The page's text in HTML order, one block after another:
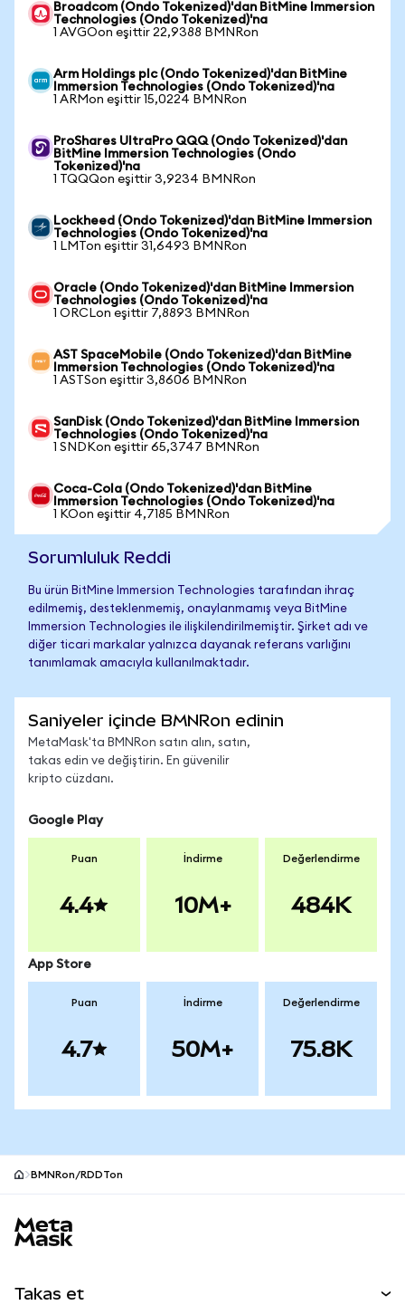
Broadcom (Ondo Tokenized)'dan BitMine Immersion
Technologies (Ondo Tokenized)'na
1 AVGOon eşittir 22,9388 BMNRon
Arm Holdings plc (Ondo Tokenized)'dan BitMine
Immersion Technologies (Ondo Tokenized)'na
1 ARMon eşittir 15,0224 BMNRon
ProShares UltraPro QQQ (Ondo Tokenized)'dan
BitMine Immersion Technologies (Ondo
Tokenized)'na
1 TQQQon eşittir 3,9234 BMNRon
Lockheed (Ondo Tokenized)'dan BitMine Immersion
Technologies (Ondo Tokenized)'na
1 LMTon eşittir 31,6493 BMNRon
Oracle (Ondo Tokenized)'dan BitMine Immersion
Technologies (Ondo Tokenized)'na
1 ORCLon eşittir 7,8893 BMNRon
AST SpaceMobile (Ondo Tokenized)'dan BitMine
Immersion Technologies (Ondo Tokenized)'na
1 ASTSon eşittir 3,8606 BMNRon
SanDisk (Ondo Tokenized)'dan BitMine Immersion
Technologies (Ondo Tokenized)'na
1 SNDKon eşittir 65,3747 BMNRon
Coca-Cola (Ondo Tokenized)'dan BitMine
Immersion Technologies (Ondo Tokenized)'na
1 KOon eşittir 4,7185 BMNRon
Sorumluluk Reddi
Bu ürün BitMine Immersion Technologies tarafından ihraç
edilmemiş, desteklenmemiş, onaylanmamış veya BitMine
Immersion Technologies ile ilişkilendirilmemiştir. Şirket adı ve
diğer ticari markalar yalnızca dayanak referans varlığını
tanımlamak amacıyla kullanılmaktadır.
Saniyeler içinde BMNRon edinin
MetaMask'ta BMNRon satın alın, satın,
takas edin ve değiştirin. En güvenilir
kripto cüzdanı.
Google Play
Puan
4.4
İndirme
10M+
Değerlendirme
484K
App Store
Puan
4.7
İndirme
50M+
Değerlendirme
75.8K
BMNRon/RDDTon
Takas et